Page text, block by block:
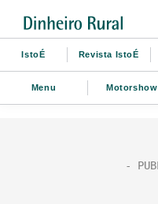
IstoÉ Revista IstoÉ
Menu Motorshow